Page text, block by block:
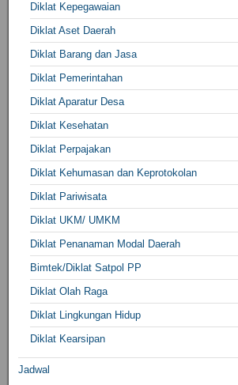
Diklat Kepegawaian
Diklat Aset Daerah
Diklat Barang dan Jasa
Diklat Pemerintahan
Diklat Aparatur Desa
Diklat Kesehatan
Diklat Perpajakan
Diklat Kehumasan dan Keprotokolan
Diklat Pariwisata
Diklat UKM/ UMKM
Diklat Penanaman Modal Daerah
Bimtek/Diklat Satpol PP
Diklat Olah Raga
Diklat Lingkungan Hidup
Diklat Kearsipan
Jadwal